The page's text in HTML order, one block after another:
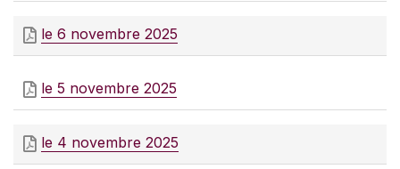
le 6 novembre 2025
le 5 novembre 2025
le 4 novembre 2025